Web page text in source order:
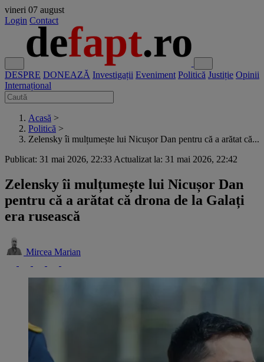
vineri 07 august
Login Contact
DESPRE DONEAZĂ Investigații Eveniment Politică Justiție Opinii
Internațional
Acasă >
Politică >
Zelensky îi mulțumește lui Nicușor Dan pentru că a arătat că...
Publicat: 31 mai 2026, 22:33 Actualizat la: 31 mai 2026, 22:42
Zelensky îi mulțumește lui Nicușor Dan
pentru că a arătat că drona de la Galați
era rusească
Mircea Marian